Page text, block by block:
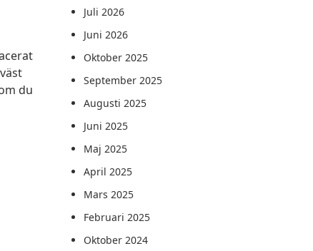
du
Juli 2026
Juni 2026
Oktober 2025
September 2025
Augusti 2025
Juni 2025
Maj 2025
April 2025
Mars 2025
Februari 2025
Oktober 2024